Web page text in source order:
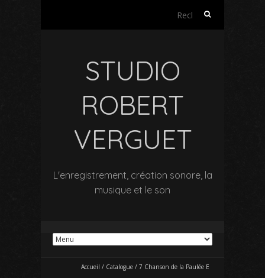
Rechercher :
STUDIO
ROBERT
VERGUET
L'enregistrement, création sonore, la
musique et le son
Accueil / Catalogue / 7 Chanson de la Paulée E